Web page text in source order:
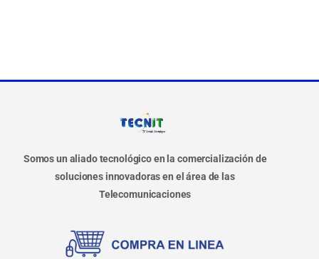
Somos un aliado tecnológico en la comercialización de
soluciones innovadoras en el área de las
Telecomunicaciones